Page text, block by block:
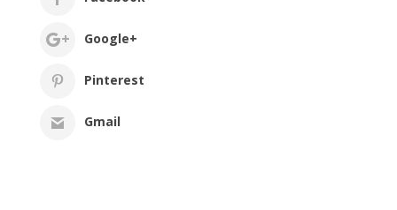
Google+
Pinterest
Gmail